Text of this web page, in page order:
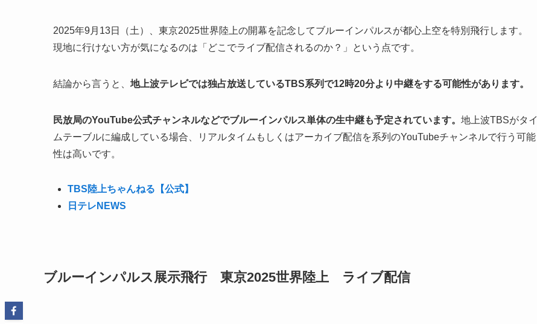
2025年9月13日（土）、東京2025世界陸上の開幕を記念してブルーインパルスが都心上空を特別飛行します。
現地に行けない方が気になるのは「どこでライブ配信されるのか？」という点です。
結論から言うと、 地上波テレビでは独占放送しているTBS系列で12時20分より中継をする可能性があります。
民放局のYouTube公式チャンネルなどでブルーインパルス単体の生中継も予定されています。 地上波TBSがタイ
ムテーブルに編成している場合、リアルタイムもしくはアーカイブ配信を系列のYouTubeチャンネルで行う可能
性は高いです。
TBS陸上ちゃんねる【公式】
日テレNEWS
ブルーインパルス展示飛行 東京2025世界陸上 ライブ配信